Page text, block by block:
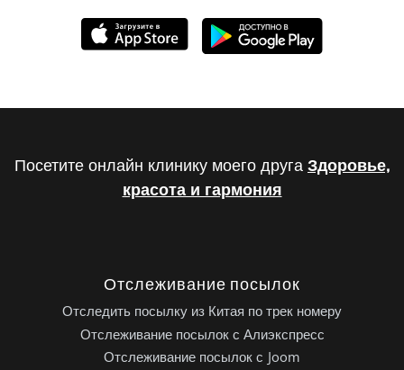
Посетите онлайн клинику моего друга Здоровье,
красота и гармония
Отслеживание посылок
Отследить посылку из Китая по трек номеру
Отслеживание посылок с Алиэкспресс
Отслеживание посылок с Joom